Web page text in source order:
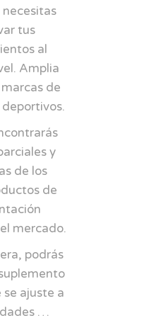
tus
al
Amplia
de
y
de los
de
mercado.
podrás
ajuste a
…